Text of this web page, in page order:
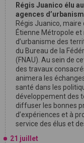
Régis Juanico élu
agences
Régis Juanico,
Étienne Métropole et
d’urbanisme des
du Bureau de la
(FNAU). Au sein de
des travaux
animera les
santé dans les
développement des
diffuser les bonnes
d’expériences et à
service des élus et
21 juillet